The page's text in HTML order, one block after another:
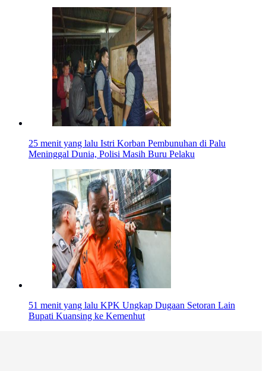
25 menit yang lalu Istri Korban Pembunuhan di Palu
Meninggal Dunia, Polisi Masih Buru Pelaku
51 menit yang lalu KPK Ungkap Dugaan Setoran Lain
Bupati Kuansing ke Kemenhut